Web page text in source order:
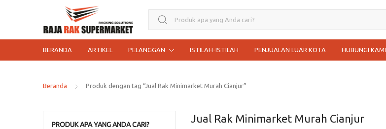
Search for:
BERANDA ARTIKEL PELANGGAN ISTILAH-ISTILAH PENJUALAN LUAR KOTA HUBUNGI KAMI
Beranda Produk dengan tag “Jual Rak Minimarket Murah Cianjur”
Jual Rak Minimarket Murah Cianjur
PRODUK APA YANG ANDA CARI?